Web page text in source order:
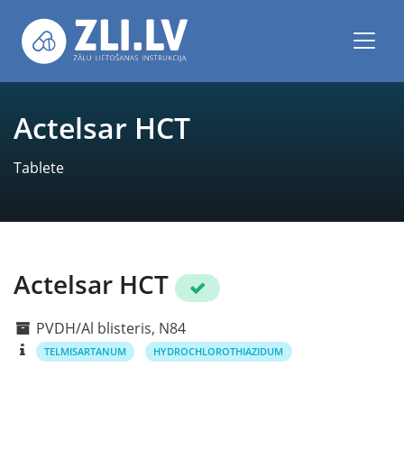
Actelsar HCT
Tablete
Actelsar HCT
PVDH/Al blisteris, N84
TELMISARTANUM HYDROCHLOROTHIAZIDUM